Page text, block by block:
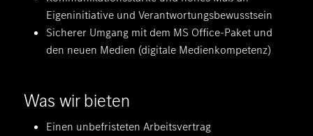
Eigeninitiative und Verantwortungsbewusstsein
Sicherer Umgang mit dem MS Office-Paket und
den neuen Medien (digitale Medienkompetenz)
Was wir bieten
Einen unbefristeten Arbeitsvertrag